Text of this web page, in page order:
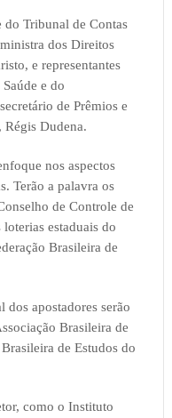
do Tribunal de Contas
dos Direitos
e representantes
e do
de Prêmios e
Régis Dudena.
nos aspectos
Terão a palavra os
de Controle de
estaduais do
Brasileira de
dos apostadores serão
Brasileira de
de Estudos do
como o Instituto